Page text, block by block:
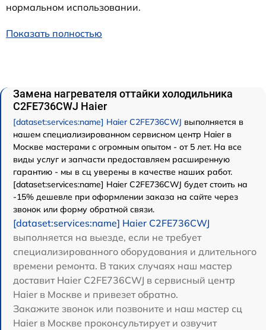
нормальном использовании.
Показать полностью
Замена нагревателя оттайки холодильника
C2FE736CWJ Haier
[dataset:services:name] Haier C2FE736CWJ выполняется в
нашем специализированном сервисном центр Haier в
Москве мастерами с огромным опытом - от 5 лет. На все
виды услуг и запчасти предоставляем расширенную
гарантию - мы в сц уверены в качестве наших работ.
[dataset:services:name] Haier C2FE736CWJ будет стоить на
-15% дешевле при оформлении заказа на сайте через
звонок или форму обратной связи.
[dataset:services:name] Haier C2FE736CWJ
выполняется на выезде, если не требует
специализированного оборудования и длительного
времени ремонта. В таких случаях наш мастер
доставит Haier C2FE736CWJ в сервисный центр
Haier в Москве и привезет обратно.
Закажите звонок или позвоните и наш мастер сц
Haier в Москве проконсультирует и озвучит